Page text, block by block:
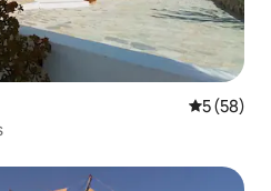
5 av 5 i
5 (58)